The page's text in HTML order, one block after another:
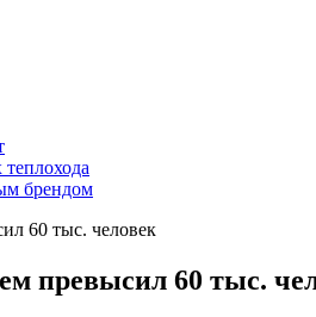
брендом
60 тыс. человек
превысил 60 тыс.